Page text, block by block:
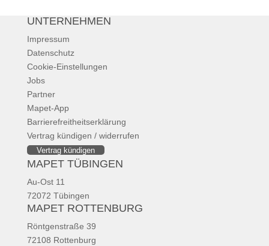
UNTERNEHMEN
Impressum
Datenschutz
Cookie-Einstellungen
Jobs
Partner
Mapet-App
Barrierefreitheitserklärung
Vertrag kündigen / widerrufen
Vertrag kündigen
MAPET TÜBINGEN
Au-Ost 11
72072 Tübingen
MAPET ROTTENBURG
Röntgenstraße 39
72108 Rottenburg